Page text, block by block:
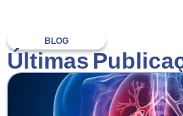
BLOG
Últimas